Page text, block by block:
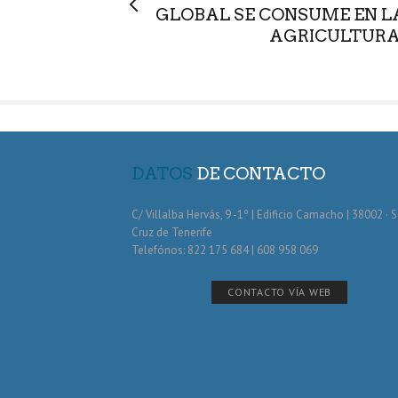
GLOBAL SE CONSUME EN
DATOS DE CONTACTO
C/ Villalba Hervás, 9 -1º | Edificio Camacho | 38002 ·
Cruz de Tenerife
Telefónos: 822 175 684 | 608 958 069
CONTACTO VÍA WEB